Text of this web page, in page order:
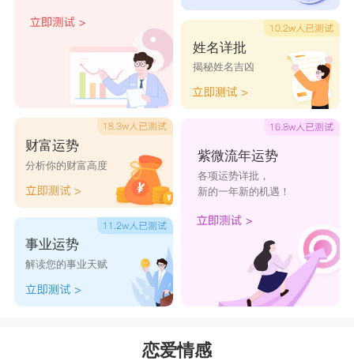
的智慧和感悟。帮助你在解答问题时得到新的思考方式，
答案之书答案有哪些
1、别太赶了。
2、别想了。
3、不。
4、不然呢 ?
5、不要抱期望
6、要求不要太高。
7、这是必然的。
8、不要浪费精力。
财富运势
分析你的财富高度
事业运势
解读您的事业天赋
姓名详批
揭秘姓名吉凶
紫微流年运势
各项运势详批，
新的一年新的机遇！
恋爱情感